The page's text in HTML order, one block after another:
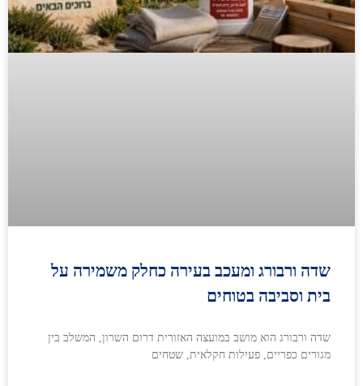
שדה ורבורג ומעכב בעירה כחלק משמירה על
בית וסביבה בטוחים
שדה ורבורג הוא מושב במועצה האזורית דרום השרון, המשלב בין
מגורים כפריים, פעילות חקלאית, שטחים